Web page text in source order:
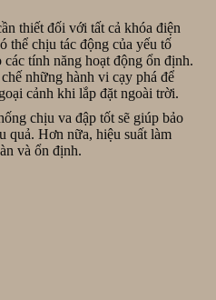
thiết đối với tất cả khóa điện
thể chịu tác động của yếu tố
tính năng hoạt động ổn định.
những hành vi cạy phá để
cảnh khi lắp đặt ngoài trời.
chịu va đập tốt sẽ giúp bảo
quả. Hơn nữa, hiệu suất làm
và ổn định.